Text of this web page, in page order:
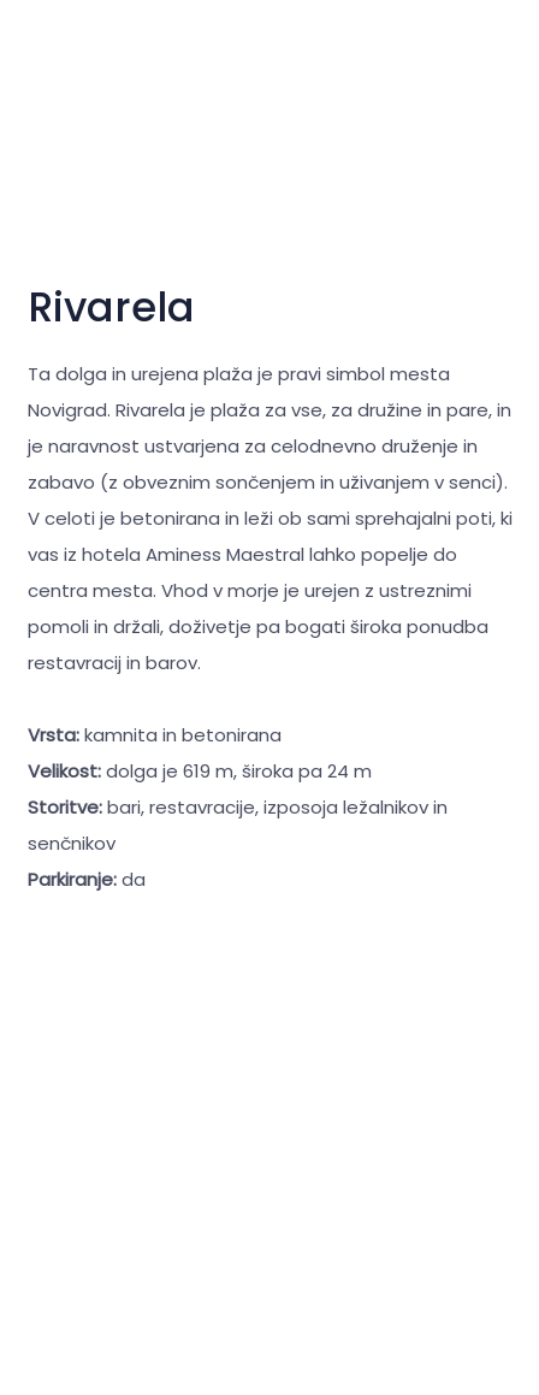
Rivarela
Ta dolga in urejena plaža je pravi simbol mesta
Novigrad. Rivarela je plaža za vse, za družine in pare, in
je naravnost ustvarjena za celodnevno druženje in
zabavo (z obveznim sončenjem in uživanjem v senci).
V celoti je betonirana in leži ob sami sprehajalni poti, ki
vas iz hotela Aminess Maestral lahko popelje do
centra mesta. Vhod v morje je urejen z ustreznimi
pomoli in držali, doživetje pa bogati široka ponudba
restavracij in barov.
Vrsta:kamnita in betonirana
Velikost:dolga je 619 m, široka pa 24 m
Storitve:bari, restavracije, izposoja ležalnikov in
senčnikov
Parkiranje:da